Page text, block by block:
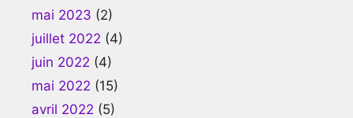
mai 2023 (2)
juillet 2022 (4)
juin 2022 (4)
mai 2022 (15)
avril 2022 (5)